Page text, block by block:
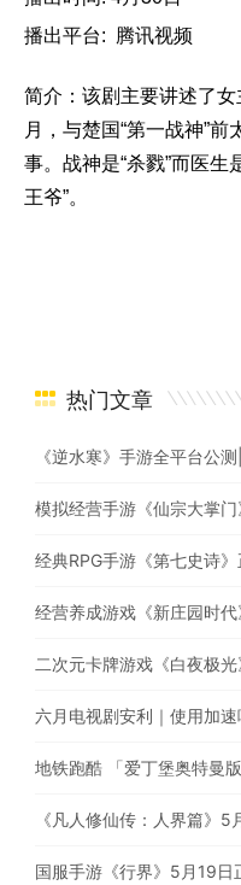
播出平台: 腾讯视频
简介：该剧主要讲述了
月，与楚国“第一战神”
事。战神是“杀戮”而医生
王爷”。
热门文章
《逆水寒》手游全平台公
六月电视剧安利｜使用加
《凡人修仙传：人界篇》5
国服手游《行界》5月19日